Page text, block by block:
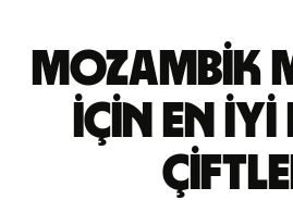
Mozambik
için en